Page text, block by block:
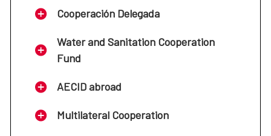
Cooperación Delegada
Water and Sanitation Cooperation
Fund
AECID abroad
Multilateral Cooperation